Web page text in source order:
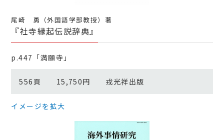
尾崎 勇（外国語学部教授）著
『社寺縁起伝説辞典』
p.447「満願寺」
556頁 15,750円 戎光祥出版
イメージを拡大